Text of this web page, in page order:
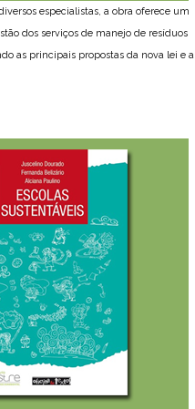
especialistas, a obra oferece um
dos serviços de manejo de resíduos
as principais propostas da nova lei e a